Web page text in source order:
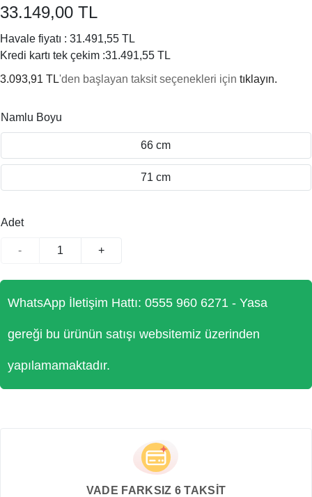
33.149,00 TL
Havale fiyatı : 31.491,55 TL
Kredi kartı tek çekim :31.491,55 TL
3.093,91 TL'den başlayan taksit seçenekleri için tıklayın.
Namlu Boyu
66 cm
71 cm
Adet
- +
WhatsApp İletişim Hattı: 0555 960 6271 - Yasa
gereği bu ürünün satışı websitemiz üzerinden
yapılamamaktadır.
VADE FARKSIZ 6 TAKSİT